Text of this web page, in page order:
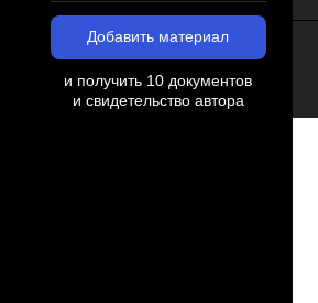
Добавить материал
и получить 10 документов
и свидетельство автора